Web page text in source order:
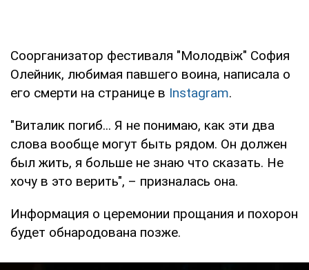
Соорганизатор фестиваля "Молодвіж" София
Олейник, любимая павшего воина, написала о
его смерти на странице в Instagram.
"Виталик погиб... Я не понимаю, как эти два
слова вообще могут быть рядом. Он должен
был жить, я больше не знаю что сказать. Не
хочу в это верить", – призналась она.
Информация о церемонии прощания и похорон
будет обнародована позже.